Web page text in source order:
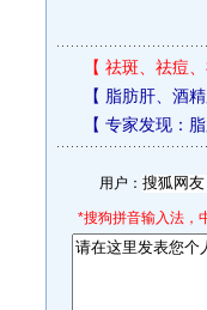
【 祛斑、祛痘
【 脂肪肝、酒
【 专家发现：
用户：
*搜狗拼音输入法，